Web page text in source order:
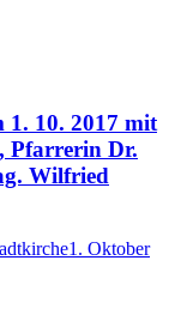
1. 10. 2017 mit
Pfarrerin Dr.
Wilfried
1. Oktober